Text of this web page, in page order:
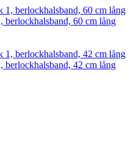
berlockhalsband, 60 cm lång
berlockhalsband, 42 cm lång